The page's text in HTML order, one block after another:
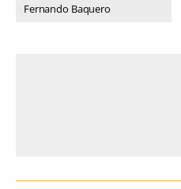
Fernando Baquero